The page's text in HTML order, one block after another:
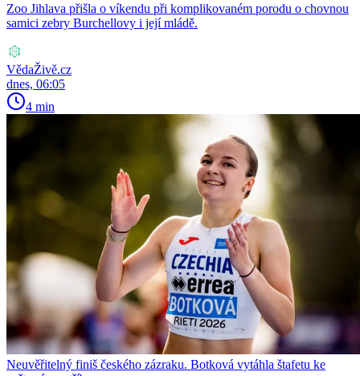
Zoo Jihlava přišla o víkendu při komplikovaném porodu o chovnou
samici zebry Burchellovy i její mládě.
VědaŽivě.cz
dnes, 06:05
4 min
Neuvěřitelný finiš českého zázraku. Botková vytáhla štafetu ke